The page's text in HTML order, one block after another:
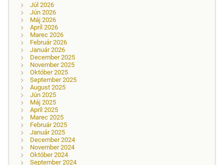
Júl 2026
Jún 2026
Máj 2026
Apríl 2026
Marec 2026
Február 2026
Január 2026
December 2025
November 2025
Október 2025
September 2025
August 2025
Jún 2025
Máj 2025
Apríl 2025
Marec 2025
Február 2025
Január 2025
December 2024
November 2024
Október 2024
September 2024